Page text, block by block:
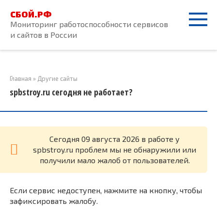
контенту
СБОЙ.РФ
Мониторинг работоспособности сервисов
и сайтов в России
Главная » Другие сайты
spbstroy.ru сегодня не работает?
Cегодня 09 августа 2026 в работе у
spbstroy.ru проблем мы не обнаружили или
получили мало жалоб от пользователей.
Если сервис недоступен, нажмите на кнопку, чтобы
зафиксировать жалобу.